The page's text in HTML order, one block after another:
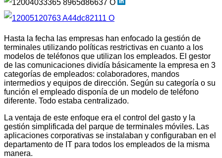
Hasta la fecha las empresas han enfocado la gestión de
terminales utilizando políticas restrictivas en cuanto a los
modelos de teléfonos que utilizan los empleados. El gestor
de las comunicaciones dividía básicamente la empresa en 3
categorías de empleados: colaboradores, mandos
intermedios y equipos de dirección. Según su categoría o su
función el empleado disponía de un modelo de teléfono
diferente. Todo estaba centralizado.
La ventaja de este enfoque era el control del gasto y la
gestión simplificada del parque de terminales móviles. Las
aplicaciones corporativas se instalaban y configuraban en el
departamento de IT para todos los empleados de la misma
manera.